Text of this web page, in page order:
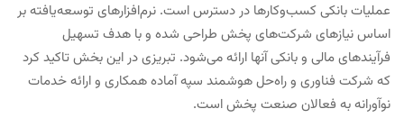
عملیات بانکی کسب‌وکارها در دسترس است. نرم‌افزارهای توسعه‌یافته بر
اساس نیازهای شرکت‌های پخش طراحی شده و با هدف تسهیل
فرآیندهای مالی و بانکی آنها ارائه می‌شود. تبریزی در این بخش تاکید کرد
که شرکت فناوری و راه‌حل هوشمند سپه آماده همکاری و ارائه خدمات
نوآورانه به فعالان صنعت پخش است.